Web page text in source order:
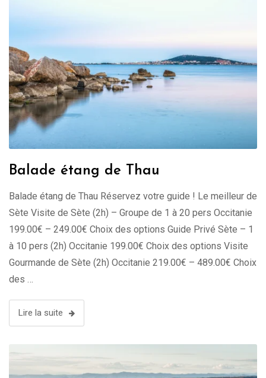
Balade étang de Thau
Balade étang de Thau Réservez votre guide ! Le meilleur de
Sète Visite de Sète (2h) – Groupe de 1 à 20 pers Occitanie
199.00€ – 249.00€ Choix des options Guide Privé Sète – 1
à 10 pers (2h) Occitanie 199.00€ Choix des options Visite
Gourmande de Sète (2h) Occitanie 219.00€ – 489.00€ Choix
des …
Lire la suite